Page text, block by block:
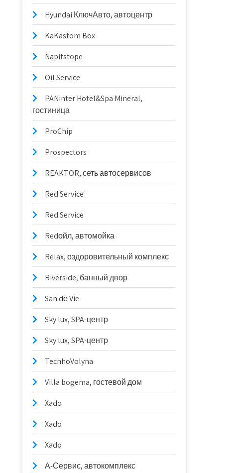
Hyundai КлючАвто, автоцентр
KaKastom Box
Napitstope
Oil Service
PANinter Hotel&Spa Mineral,
гостиница
ProChip
Prospectors
REAKTOR, сеть автосервисов
Red Service
Red Service
Redойл, автомойка
Relax, оздоровительный комплекс
Riverside, банный двор
San dе Vie
Sky lux, SPA-центр
Sky lux, SPA-центр
TecnhoVolyna
Villa bogema, гостевой дом
Xado
Xado
Xado
А-Сервис, автокомплекс